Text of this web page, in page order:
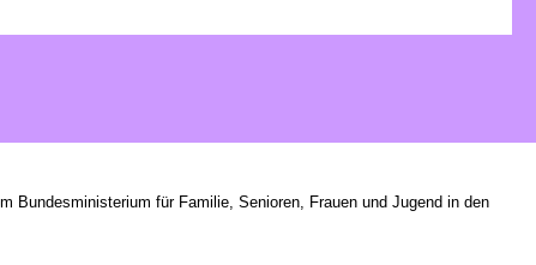
Bundesministerium für Familie, Senioren, Frauen und Jugend in den